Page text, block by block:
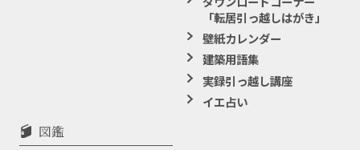
「転居引っ越しはがき」
壁紙カレンダー
建築用語集
実録引っ越し講座
イエ占い
図鑑